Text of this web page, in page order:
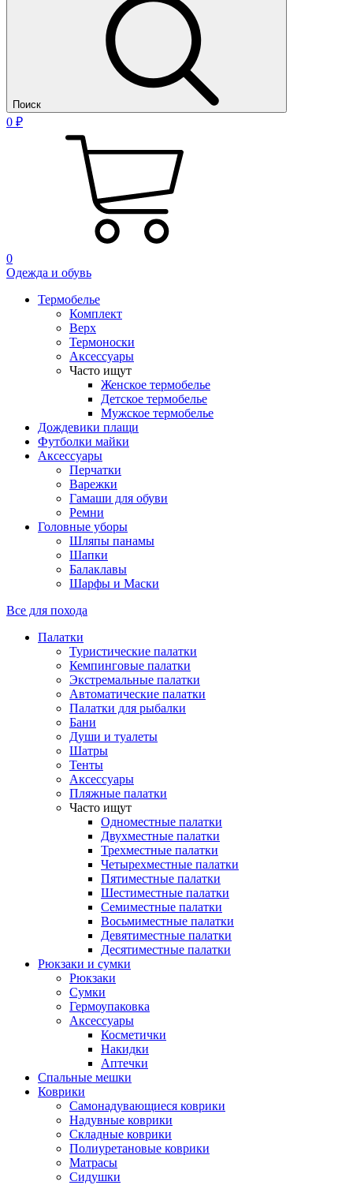
Поиск
0 ₽
0
Одежда и обувь
Термобелье
Комплект
Верх
Термоноски
Аксессуары
Часто ищут
Женское термобелье
Детское термобелье
Мужское термобелье
Дождевики плащи
Футболки майки
Аксессуары
Перчатки
Варежки
Гамаши для обуви
Ремни
Головные уборы
Шляпы панамы
Шапки
Балаклавы
Шарфы и Маски
Все для похода
Палатки
Туристические палатки
Кемпинговые палатки
Экстремальные палатки
Автоматические палатки
Палатки для рыбалки
Бани
Души и туалеты
Шатры
Тенты
Аксессуары
Пляжные палатки
Часто ищут
Одноместные палатки
Двухместные палатки
Трехместные палатки
Четырехместные палатки
Пятиместные палатки
Шестиместные палатки
Семиместные палатки
Восьмиместные палатки
Девятиместные палатки
Десятиместные палатки
Рюкзаки и сумки
Рюкзаки
Сумки
Гермоупаковка
Аксессуары
Косметички
Накидки
Аптечки
Спальные мешки
Коврики
Самонадувающиеся коврики
Надувные коврики
Складные коврики
Полиуретановые коврики
Матрасы
Сидушки